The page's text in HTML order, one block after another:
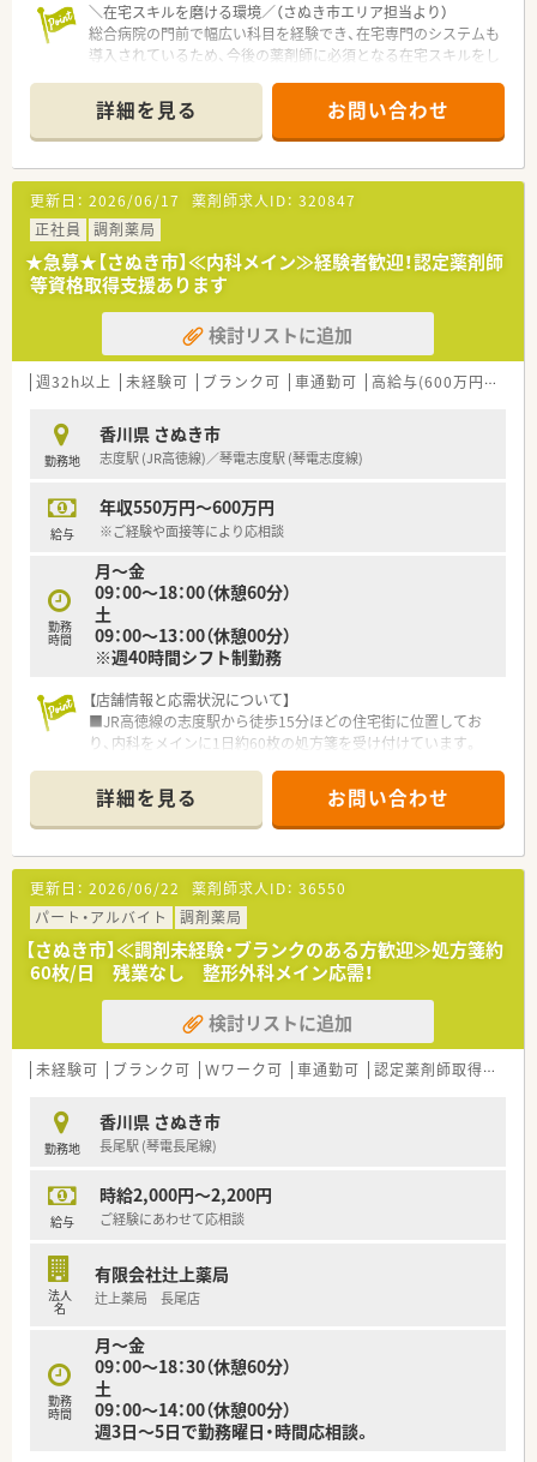
＼在宅スキルを磨ける環境／（さぬき市エリア担当より）
総合病院の門前で幅広い科目を経験でき、在宅専門のシステムも
導入されているため、今後の薬剤師に必須となる在宅スキルをし
＊------------------------------------------＊
【店舗情報と応需状況について】
■香川県さぬき市に位置し最寄り駅から車で5分ほどの好立地に
ある総合科目を応需する調剤薬局です。
■隣接している総合病院からの処方箋をメインに受け付けてお
り1日あたり約40枚を応対しています。
■平日は17時半までで土曜日は2時間のみの営業となっており
無理なく勤務を続けられる環境です。
【法人特徴について】
■医療や福祉など幅広い事業を展開して地域に貢献しており業
績も安定している将来性のある法人です。
■施設在宅の件数や栄養ケアサポートの実施件数においても県
■子育て支援の取り組みも徹底しており自治体からはぐくみ支
援企業として認定されている優良法人です。
■訪問薬局支援システムをいち早く導入しており在宅訪問時の
効率的な患者管理の徹底に努めております。
のスキルアップに向けた教育をしています。
■託児所の運営や積極的な設備投資を行うなど従業員が快適に
働ける労働環境の改善に常に取り組んでいます。
詳細を見る お問い合わせ
更新日： 2026/06/17 薬剤師求人ID： 320847
正社員
調剤薬局
★急募★【さぬき市】≪内科メイン≫経験者歓迎！認定薬剤師
等資格取得支援あります
検討リストに追加
週32h以上 未経験可 ブランク可 車通勤可 高給与(600万円以上)
勤務地
香川県 さぬき市
志度駅 (JR高徳線)／琴電志度駅 (琴電志度線)
給与
年収550万円～600万円
※ご経験や面接等により応相談
勤務
時間
月～金
09：00～18：00（休憩60分）
土
09：00～13：00（休憩00分）
※週40時間シフト制勤務
【店舗情報と応需状況について】
■JR高徳線の志度駅から徒歩15分ほどの住宅街に位置してお
り、内科をメインに1日約60枚の処方箋を受け付けています。
ており、少人数のアットホームな体制で運営されています。
■内科の処方箋に加え、個人宅2件から3件程度の在宅業務も行
っており、地域医療に深く貢献できる環境が整っています。
【法人特徴について】
■1982年設立の老舗企業であり、香川県高松市を中心に系列グ
ループを合わせて計7店舗の調剤薬局を展開しています。
■「困ったことがあれば近くのグループ薬局へ」をモットーに掲
げ、地域住民の皆様に笑顔を届ける運営を続けています。
■薬剤師と他職種の職務分掌を明確に定めており、コンプライア
ンス意識が非常に高く、安心して長く働ける法人組織です。
【求人情報について】
■正社員として年収550万円から600万円前後の提示が可能であ
■住宅手当については規定により別途相談が可能となっており、
遠方から入職を希望される方の生活面も手厚くサポートしま
す。
るため、自身のスキルアップが給与に直結する仕組みです。
■門前の内科医院からの処方箋調剤を中心に、服薬指導や監査、
OTC医薬品の販売など幅広い薬剤師業務を担当いただきます。
■現在2件から3件対応している居宅への在宅訪問業務を通じ
す。
■疑義照会が必要な際にはiPadのフェイスタイムを活用するな
ど、ICT機器を用いた効率的かつ正確な業務遂行が可能です。
詳細を見る お問い合わせ
更新日： 2026/06/22 薬剤師求人ID： 36550
パート・アルバイト
調剤薬局
【さぬき市】≪調剤未経験・ブランクのある方歓迎≫処方箋約
60枚/日 残業なし 整形外科メイン応需！
検討リストに追加
未経験可 ブランク可 Ｗワーク可 車通勤可 認定薬剤師取得支援あり
勤務地
香川県 さぬき市
長尾駅 (琴電長尾線)
給与
時給2,000円～2,200円
ご経験にあわせて応相談
法人
名
有限会社辻上薬局
辻上薬局 長尾店
勤務
時間
月～金
09：00～18：30（休憩60分）
土
09：00～14：00（休憩00分）
週3日～5日で勤務曜日・時間応相談。